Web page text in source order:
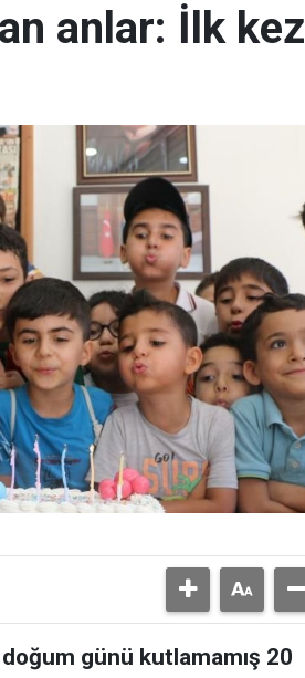
anlar: İlk kez
günü kutlamamış 20